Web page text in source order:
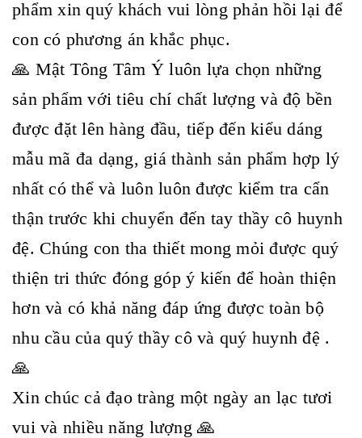
phẩm xin quý khách vui lòng phản hồi lại để
con có phương án khắc phục.
🙏 Mật Tông Tâm Ý luôn lựa chọn những
sản phẩm với tiêu chí chất lượng và độ bền
được đặt lên hàng đầu, tiếp đến kiểu dáng
mẫu mã đa dạng, giá thành sản phẩm hợp lý
nhất có thể và luôn luôn được kiểm tra cẩn
thận trước khi chuyển đến tay thầy cô huynh
đệ. Chúng con tha thiết mong mỏi được quý
thiện tri thức đóng góp ý kiến để hoàn thiện
hơn và có khả năng đáp ứng được toàn bộ
nhu cầu của quý thầy cô và quý huynh đệ .
🙏
Xin chúc cả đạo tràng một ngày an lạc tươi
vui và nhiều năng lượng 🙏